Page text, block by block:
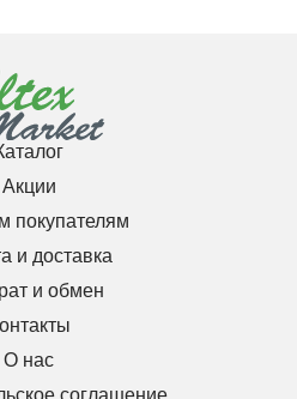
Акции
покупателям
и доставка
и обмен
О нас
соглашение